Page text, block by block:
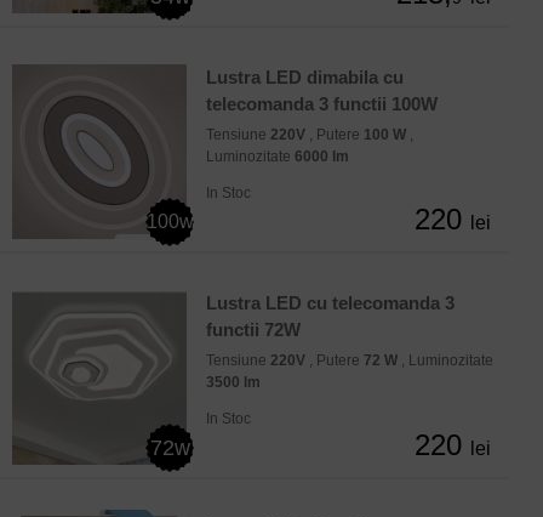
100w
Lustra LED dimabila cu
telecomanda 3 functii 100W
Tensiune 220V , Putere 100 W ,
Luminozitate 6000 lm
In Stoc
220 lei
72w
Lustra LED cu telecomanda 3
functii 72W
Tensiune 220V , Putere 72 W , Luminozitate
3500 lm
In Stoc
220 lei